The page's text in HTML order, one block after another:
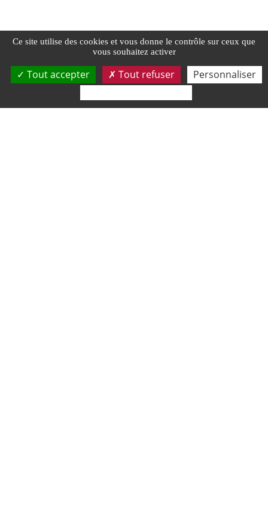
Ce site utilise des cookies et vous donne le contrôle sur ceux que
vous souhaitez activer
Tout accepter Tout refuser Personnaliser